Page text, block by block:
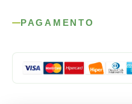
PAGAMENTO